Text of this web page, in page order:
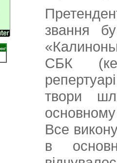
звання
СБК
твори
основному
Все
в